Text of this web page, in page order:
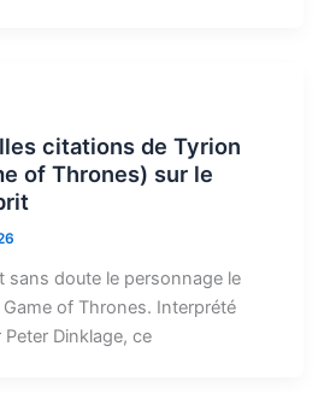
citations de Tyrion
of Thrones) sur le
sans doute le personnage le
of Thrones. Interprété
Dinklage, ce